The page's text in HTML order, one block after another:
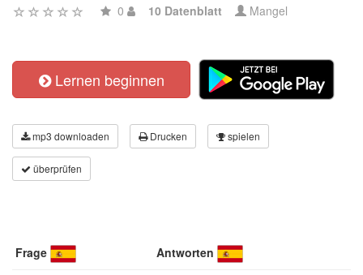
0 10 Datenblatt Mangel
Lernen beginnen
mp3 downloaden Drucken spielen
überprüfen
Frage Antworten